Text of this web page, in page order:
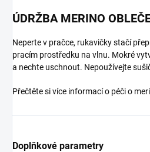
ÚDRŽBA MERINO
Neperte v pračce, rukavičky stačí
pracím prostředku na vlnu. Mokré
a nechte uschnout. Nepoužívejte
Přečtěte si více informací o péči o
Doplňkové parametry